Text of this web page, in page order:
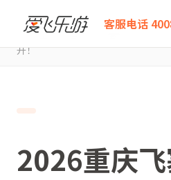
客服电话
爱飞乐游
2026重庆飞塞萨洛尼基商务舱白皮
开！
2026重庆